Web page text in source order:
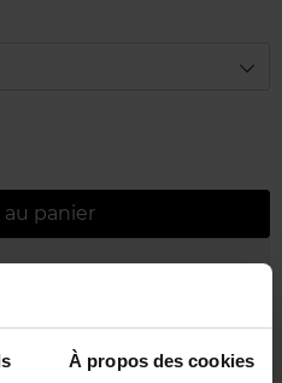
À propos des cookies
panier
de 55€
magasin